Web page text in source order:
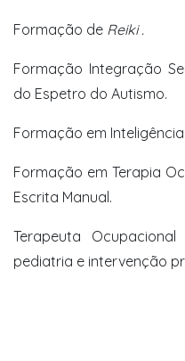
Formação de Reiki .
Formação Integração
do Espetro do Autismo.
Formação em
Formação em Terapia
Escrita Manual.
Terapeuta
pediatria e intervenção